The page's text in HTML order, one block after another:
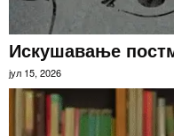
Искушавање
јул 15, 2026